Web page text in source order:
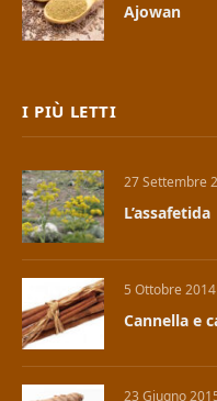
Ajowan
I PIÙ LETTI
27 Settembre
L’assafetida
5 Ottobre 2014
Cannella e
23 Giugno